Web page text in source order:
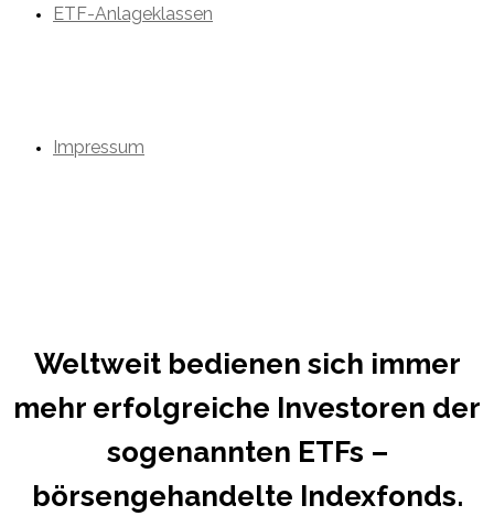
ETF-Anlageklassen
Impressum
Weltweit bedienen sich immer
mehr erfolgreiche Investoren der
sogenannten ETFs –
börsengehandelte Indexfonds.